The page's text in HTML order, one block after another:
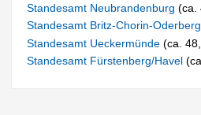
Standesamt Neubrandenburg(ca.
Standesamt Britz-Chorin-
Standesamt Ueckermünde(ca.
Standesamt Fürstenberg/Havel